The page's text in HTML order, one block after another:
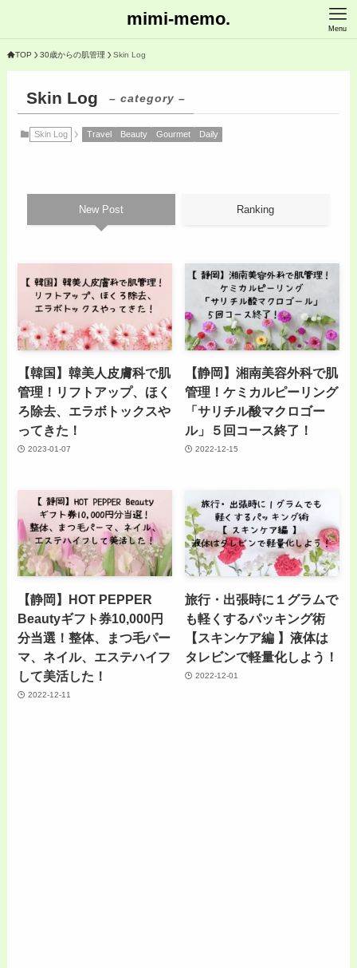
mimi-memo. Menu
TOP 30歳からの肌管理 Skin Log
Skin Log – category –
Skin Log Travel Beauty Gourmet Daily
New Post Ranking
【韓国】韓美人皮膚科で肌
管理！リフトアップ、ほく
ろ除去、エラボトックスや
ってきた！
2023-01-07
【静岡】湘南美容外科で肌
管理！ケミカルピーリング
「サリチル酸マクロゴー
ル」５回コース終了！
2022-12-15
【静岡】HOT PEPPER
Beautyギフト券10,000円
分当選！整体、まつ毛パー
マ、ネイル、エステハイフ
して美活した！
2022-12-11
旅行・出張時に１グラムで
も軽くするパッキング術
【スキンケア編 】液体は
タレビンで軽量化しよう！
2022-12-01